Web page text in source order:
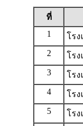
ที่
1
โร
2
โร
3
โร
4
โร
5
โร